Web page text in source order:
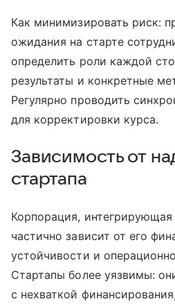
Как минимизировать риск:
ожидания на старте
определить роли каждой
результаты и конкретные
Регулярно проводить
для корректировки курса.
Зависимость от
стартапа
Корпорация,
частично зависит от его
устойчивости и
Стартапы более уязвимы:
с нехваткой